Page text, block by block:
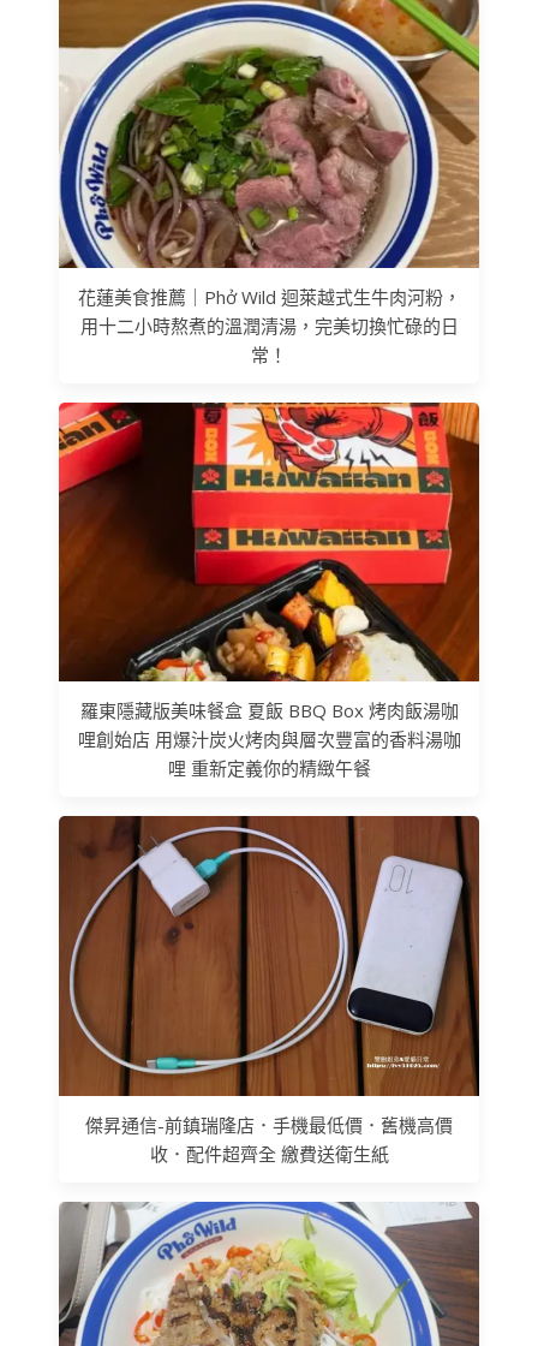
花蓮美食推薦｜Phở Wild 迴萊越式生牛肉河粉，
用十二小時熬煮的溫潤清湯，完美切換忙碌的日
常！
羅東隱藏版美味餐盒 夏飯 BBQ Box 烤肉飯湯咖
哩創始店 用爆汁炭火烤肉與層次豐富的香料湯咖
哩 重新定義你的精緻午餐
傑昇通信-前鎮瑞隆店．手機最低價．舊機高價
收．配件超齊全 繳費送衛生紙